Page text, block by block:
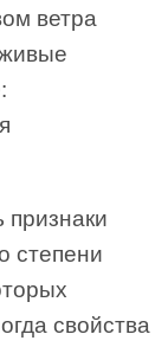
ветра
степени
свойства